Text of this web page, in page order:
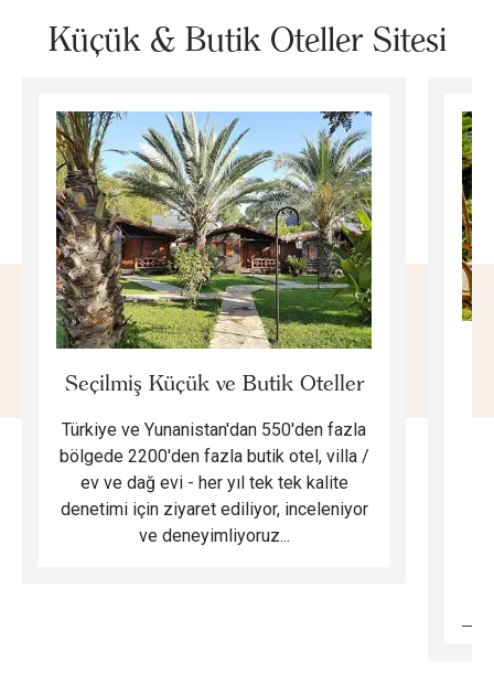
Küçük & Butik Oteller Sitesi
Seçilmiş Küçük ve Butik Oteller
Türkiye ve Yunanistan'dan 550'den fazla
bölgede 2200'den fazla butik otel, villa /
ev ve dağ evi - her yıl tek tek kalite
denetimi için ziyaret ediliyor, inceleniyor
ve deneyimliyoruz...